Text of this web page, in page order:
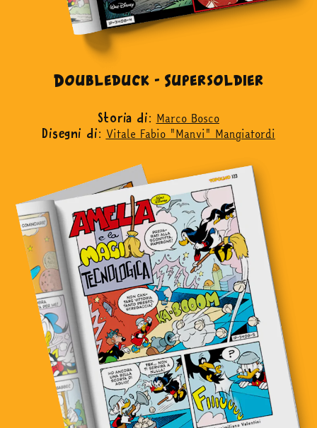
Doubleduck - Supersoldier
Storia di: Marco Bosco
Disegni di: Vitale Fabio "Manvi" Mangiatordi